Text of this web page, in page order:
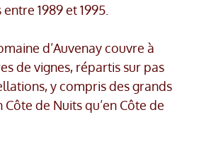
1989 et 1995.
d’Auvenay couvre à
de vignes, répartis sur pas
y compris des grands
Côte de Nuits qu’en Côte de